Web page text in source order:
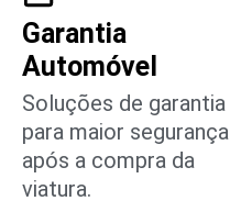
Garantia
Automóvel
Soluções de garantia
para maior segurança
após a compra da
viatura.